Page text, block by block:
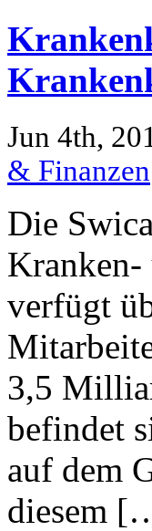
Jun 4th,
& Finanzen
Die
Kranken-
verfügt
3,5
befindet
auf dem
diesem